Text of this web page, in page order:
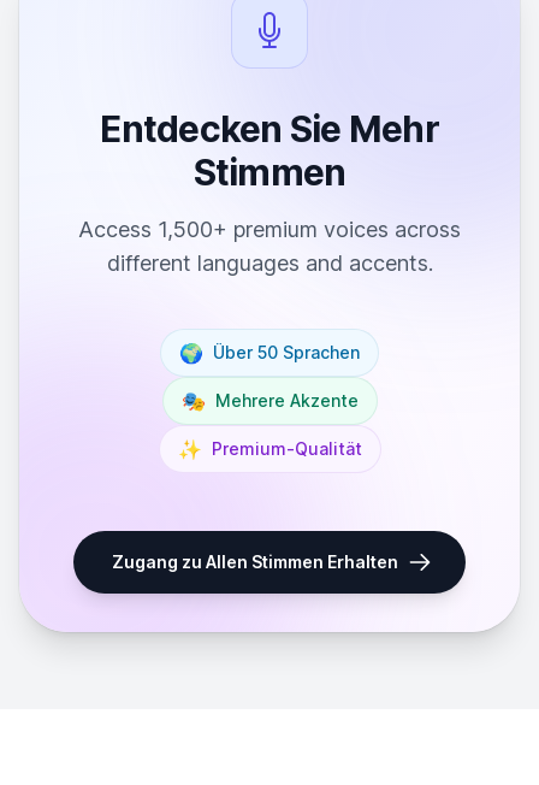
Entdecken Sie Mehr
Stimmen
Access 1,500+ premium voices across
different languages and accents.
🌍 Über 50 Sprachen
🎭 Mehrere Akzente
✨ Premium-Qualität
Zugang zu Allen Stimmen Erhalten